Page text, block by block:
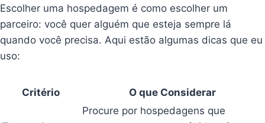
Escolher uma hospedagem é como escolher um
parceiro: você quer alguém que esteja sempre lá
quando você precisa. Aqui estão algumas dicas que eu
uso:
Critério O que Considerar
Procure por hospedagens que